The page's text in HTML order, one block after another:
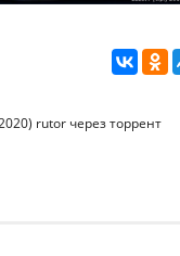
rutor через торрент